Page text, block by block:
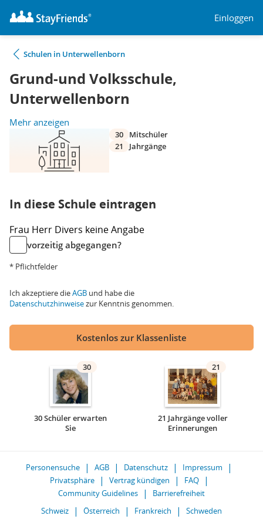
Einloggen
Schulen in Unterwellenborn
Grund-und Volksschule,
Unterwellenborn
Mehr anzeigen
30
Mitschüler
21
Jahrgänge
In diese Schule eintragen
Frau Herr Divers keine Angabe
vorzeitig abgegangen?
* Pflichtfelder
Ich akzeptiere dieAGB und habe die
Datenschutzhinweisezur Kenntnis genommen.
Kostenlos zur Klassenliste
30
30 Schüler erwarten
Sie
21
21 Jahrgänge voller
Erinnerungen
Personensuche AGB Datenschutz
Impressum
Privatsphäre
Vertrag kündigen
FAQ
Community Guidelines
Barrierefreiheit
Schweiz
Österreich Frankreich Schweden